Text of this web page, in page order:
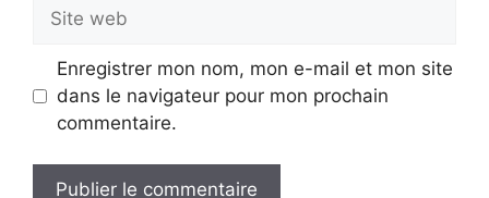
web
Enregistrer mon nom, mon e-mail et mon site
dans le navigateur pour mon prochain
commentaire.